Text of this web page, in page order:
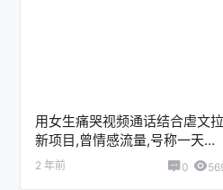
用女生痛哭视频通话结合虐文拉
新项目,曾情感流量,号称一天收
入3300+
2 年前 0